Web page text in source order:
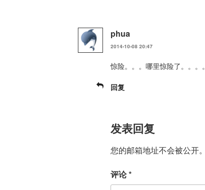
phua
2014-10-08 20:47
惊险。。。哪里惊险了。。。。
回复
发表回复
您的邮箱地址不会被公开。
评论*